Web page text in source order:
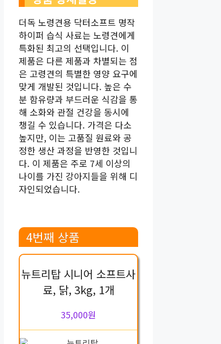
더독 노령견용 닥터소프트 명작
하이퍼 습식 사료는 노령견에게
특화된 최고의 선택입니다. 이
제품은 다른 제품과 차별되는 점
은 고령견의 특별한 영양 요구에
맞게 개발된 것입니다. 높은 수
분 함유량과 부드러운 식감을 통
해 소화와 관절 건강을 동시에
챙길 수 있습니다. 가격은 다소
높지만, 이는 고품질 원료와 공
정한 생산 과정을 반영한 것입니
다. 이 제품은 주로 7세 이상의
나이를 가진 강아지들을 위해 디
자인되었습니다.
4번째 상품
뉴트리탑 시니어 소프트사
료, 닭, 3kg, 1개
35,000원